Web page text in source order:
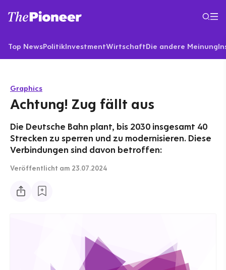
Top NewsPolitikInvestmentWirtschaftDie andere Meinung
Graphics
Achtung! Zug fällt aus
Die Deutsche Bahn plant, bis 2030 insgesamt 40
Strecken zu sperren und zu modernisieren. Diese
Verbindungen sind davon betroffen:
Veröffentlicht am 23.07.2024